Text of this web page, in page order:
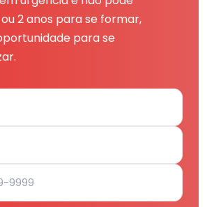
2 anos para se formar,
para se